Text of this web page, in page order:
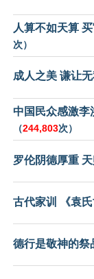
人算不如天算
次）
成人之美 谦让
中国民众感激李
（244,803次）
罗伦阴德厚重
古代家训 《袁氏
德行是敬神的祭